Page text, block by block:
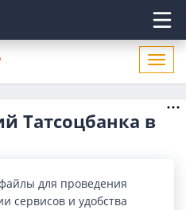
Татсоцбанка в
Татсоцбанка в
Часы работы, телефоны,
для проведения
сервисов и удобства